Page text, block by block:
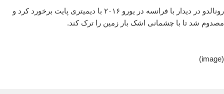
رونالدو در دیدار با فرانسه در یورو ۲۰۱۶ با دیمیتری پایت برخورد کرد و
مصدوم شد تا با چشمانی اشک‌ بار زمین را ترک کند.
(image)